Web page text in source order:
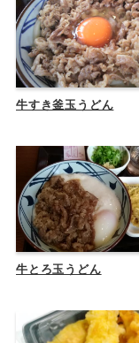
牛すき釜玉うどん
牛とろ玉うどん